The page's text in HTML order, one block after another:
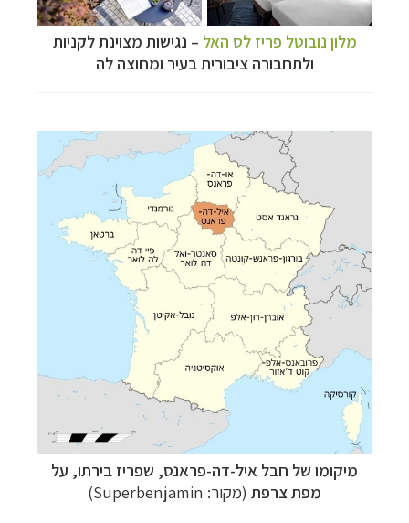
מלון נובוטל פריז לס האל – נגישות מצוינת לקניות
ולתחבורה ציבורית בעיר ומחוצה לה
מיקומו של חבל איל-דה-פראנס, שפריז בירתו, על
מפת צרפת (מקור: Superbenjamin)